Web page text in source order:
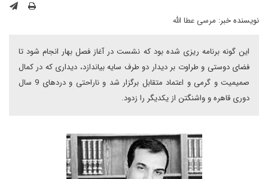
نویسنده خبر: مرسی عطا الله
این گونه برنامه ریزی شده بود که نشست در آغاز فصل بهار انجام شود تا
فضای دوستی و طراوت بر دیدار دو طرف سایه بیاندازد، دیداری که در کمال
صمیمیت و گرمی و اعتماد متقابل برگزار شد و ناراحتی و دردهای 9 سال
دوری قاهره و واشنگتن از یکدیگر را زدود.